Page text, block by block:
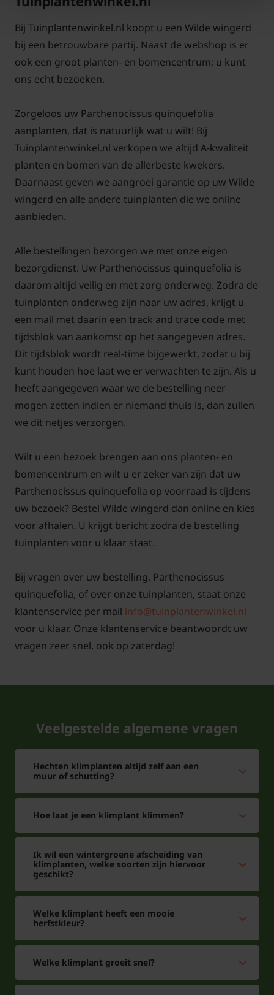
en onderhouden
Snoei kan altijd als Parthenocissus quinquefolia te
snel groeit en teveel gaat woekeren. Knip de
tuinplant in het voorjaar in de gewenste vorm en
Ontdek ook alle andereWilde wingerd soorten.
Bij Tuinplantenwinkel.nl koopt u een Wilde wingerd
bij een betrouwbare partij. Naast de webshop is er
ook een groot planten- en bomencentrum; u kunt
ons echt bezoeken.
Zorgeloos uw Parthenocissus quinquefolia
aanplanten, dat is natuurlijk wat u wilt! Bij
Tuinplantenwinkel.nl verkopen we altijd A-kwaliteit
planten en bomen van de allerbeste kwekers.
Daarnaast geven we aangroei garantie op uw Wilde
wingerd en alle andere tuinplanten die we online
aanbieden.
Alle bestellingen bezorgen we met onze eigen
bezorgdienst. Uw Parthenocissus quinquefolia is
daarom altijd veilig en met zorg onderweg. Zodra de
tuinplanten onderweg zijn naar uw adres, krijgt u
een mail met daarin een track and trace code met
tijdsblok van aankomst op het aangegeven adres.
Dit tijdsblok wordt real-time bijgewerkt, zodat u bij
kunt houden hoe laat we er verwachten te zijn. Als u
heeft aangegeven waar we de bestelling neer
mogen zetten indien er niemand thuis is, dan zullen
we dit netjes verzorgen.
Wilt u een bezoek brengen aan ons planten- en
bomencentrum en wilt u er zeker van zijn dat uw
Parthenocissus quinquefolia op voorraad is tijdens
uw bezoek? Bestel Wilde wingerd dan online en kies
voor afhalen. U krijgt bericht zodra de bestelling
tuinplanten voor u klaar staat.
Bij vragen over uw bestelling, Parthenocissus
quinquefolia, of over onze tuinplanten, staat onze
klantenservice per mail info@tuinplantenwinkel.nl
voor u klaar. Onze klantenservice beantwoordt uw
vragen zeer snel, ook op zaterdag!
Veelgestelde algemene vragen
Hechten klimplanten altijd zelf aan een
muur of schutting?
Hoe laat je een klimplant klimmen?
Ik wil een wintergroene afscheiding van
klimplanten, welke soorten zijn hiervoor
geschikt?
Welke klimplant heeft een mooie
herfstkleur?
Welke klimplant groeit snel?